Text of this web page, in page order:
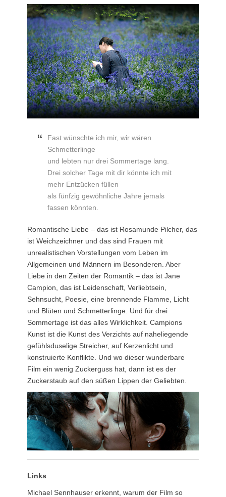
Fast wünschte ich mir, wir wären
Schmetterlinge
und lebten nur drei Sommertage lang.
Drei solcher Tage mit dir könnte ich mit
mehr Entzücken füllen
als fünfzig gewöhnliche Jahre jemals
fassen könnten.
Romantische Liebe – das ist Rosamunde Pilcher, das
ist Weichzeichner und das sind Frauen mit
unrealistischen Vorstellungen vom Leben im
Allgemeinen und Männern im Besonderen. Aber
Liebe in den Zeiten der Romantik – das ist Jane
Campion, das ist Leidenschaft, Verliebtsein,
Sehnsucht, Poesie, eine brennende Flamme, Licht
und Blüten und Schmetterlinge. Und für drei
Sommertage ist das alles Wirklichkeit. Campions
Kunst ist die Kunst des Verzichts auf naheliegende
gefühlsduselige Streicher, auf Kerzenlicht und
konstruierte Konflikte. Und wo dieser wunderbare
Film ein wenig Zuckerguss hat, dann ist es der
Zuckerstaub auf den süßen Lippen der Geliebten.
Links
Michael Sennhauser erkennt, warum der Film so